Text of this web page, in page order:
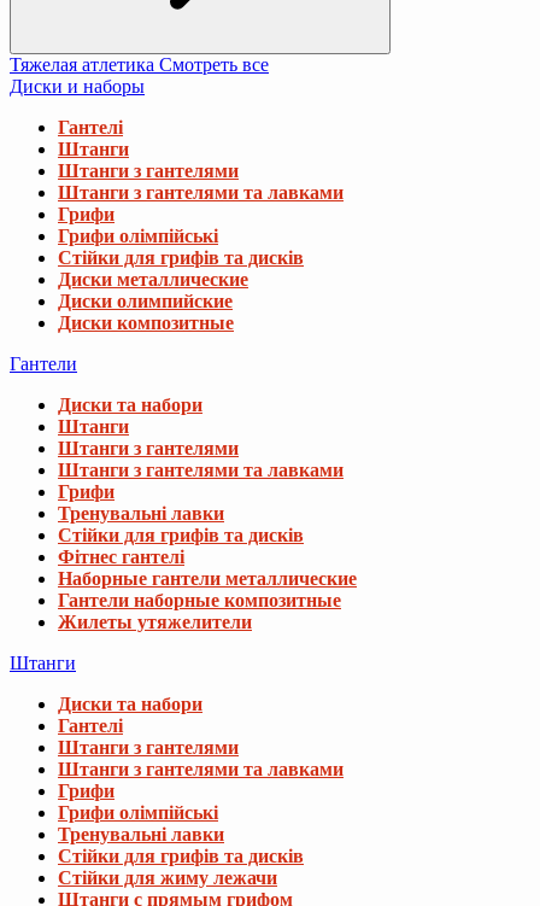
Тяжелая атлетика Смотреть все
Диски и наборы
Гантелі
Штанги
Штанги з гантелями
Штанги з гантелями та лавками
Грифи
Грифи олімпійські
Стійки для грифів та дисків
Диски металлические
Диски олимпийские
Диски композитные
Гантели
Диски та набори
Штанги
Штанги з гантелями
Штанги з гантелями та лавками
Грифи
Тренувальні лавки
Стійки для грифів та дисків
Фітнес гантелі
Наборные гантели металлические
Гантели наборные композитные
Жилеты утяжелители
Штанги
Диски та набори
Гантелі
Штанги з гантелями
Штанги з гантелями та лавками
Грифи
Грифи олімпійські
Тренувальні лавки
Стійки для грифів та дисків
Стійки для жиму лежачи
Штанги с прямым грифом